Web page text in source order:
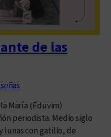
de las
María (Eduvim)
periodista. Medio siglo
lunas con gatillo, de